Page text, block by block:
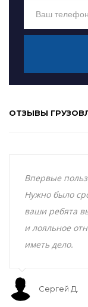
ОТЗЫВЫ
Впервые
Нужно было
ваши ребята
и лояльное
иметь дело.
Сергей Д.